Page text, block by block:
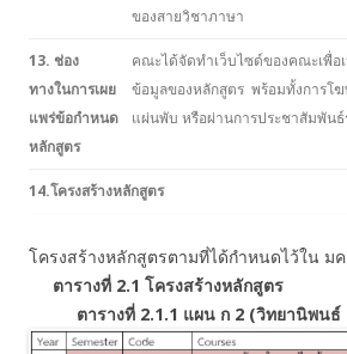
ของสายวิชาภาษา
13. ช่อง
ทางในการเผย
แพร่ข้อกำหนด
หลักสูตร
คณะได้จัดทำเว็บไซด์ของคณะเพื่อ
ข้อมูลของหลักสูตร พร้อมทั้งการโ
แผ่นพับ หรือผ่านการประชาสัมพัน
14.โครงสร้างหลักสูตร
โครงสร้างหลักสูตรตามที่ได้กำหนดไว้ใน ม
ตารางที่ 2.1 โครงสร้างหลักสูตร
ตารางที่ 2.1.1 แผน ก 2 (วิทยานิพนธ์